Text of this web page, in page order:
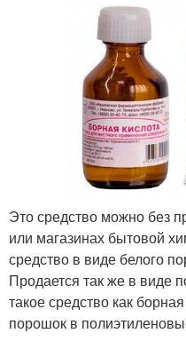
Это средство можно без
или магазинах бытовой
средство в виде белого
Продается так же в виде
такое средство как
порошок в